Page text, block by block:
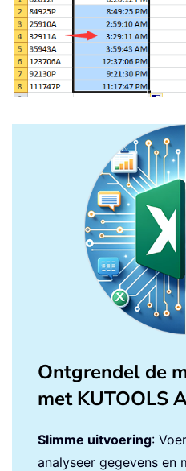
Ontgrendel de
met KUTOOLS
Slimme uitvoering:
analyseer gegevens